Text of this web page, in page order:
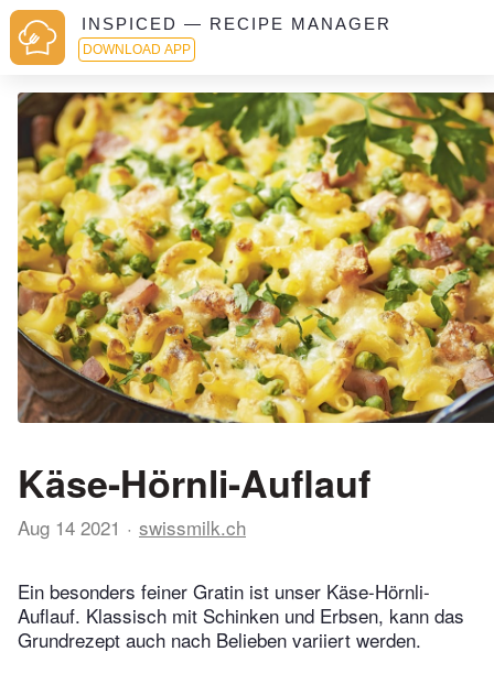
INSPICED — RECIPE MANAGER
DOWNLOAD APP
Käse-Hörnli-Auflauf
Aug 14 2021 swissmilk.ch
Ein besonders feiner Gratin ist unser Käse-Hörnli-
Auflauf. Klassisch mit Schinken und Erbsen, kann das
Grundrezept auch nach Belieben variiert werden.